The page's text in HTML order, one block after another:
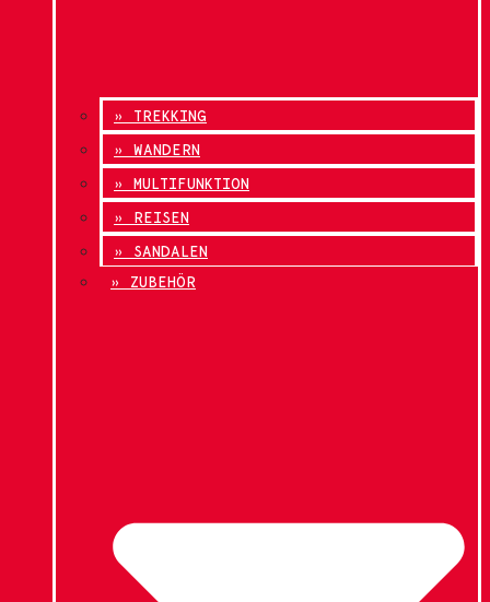
» TREKKING
» WANDERN
» MULTIFUNKTION
» REISEN
» SANDALEN
» ZUBEHÖR